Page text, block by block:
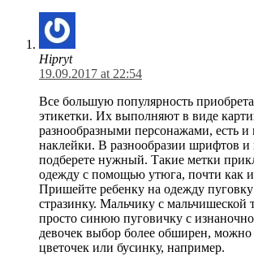
Hipryt
19.09.2017 at 22:54
Все большую популярность
этикетки. Их выполняют в виде
разнообразными персонажами, есть
наклейки. В разнообразии шрифтов и
подберете нужный. Такие метки
одежду с помощью утюга, почти как
Пришейте ребенку на одежду
стразинку. Мальчику с мальчишеской
просто синюю пуговичку с
девочек выбор более обширен,
цветочек или бусинку, например.